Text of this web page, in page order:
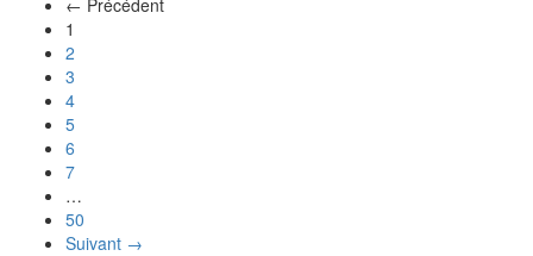
1
2
3
4
5
6
7
…
50
Suivant →